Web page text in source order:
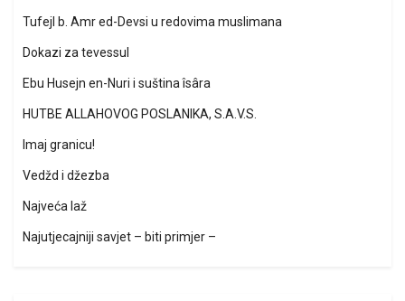
Tufejl b. Amr ed-Devsi u redovima muslimana
Dokazi za tevessul
Ebu Husejn en-Nuri i suština îsâra
HUTBE ALLAHOVOG POSLANIKA, S.A.V.S.
Imaj granicu!
Vedžd i džezba
Najveća laž
Najutjecajniji savjet – biti primjer –